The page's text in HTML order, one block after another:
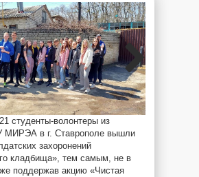
студенты-волонтеры из
МИРЭА в г. Ставрополе вышли
захоронений
кладбища», тем самым, не в
поддержав акцию «Чистая